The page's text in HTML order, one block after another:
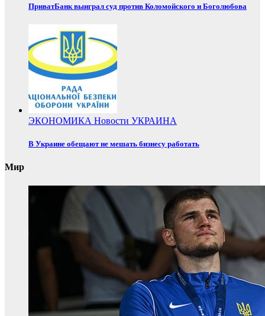
ПриватБанк выиграл суд против Коломойского и Боголюбова
ЭКОНОМИКА Новости УКРАИНА
В Украине обещают не мешать бизнесу работать
Мир